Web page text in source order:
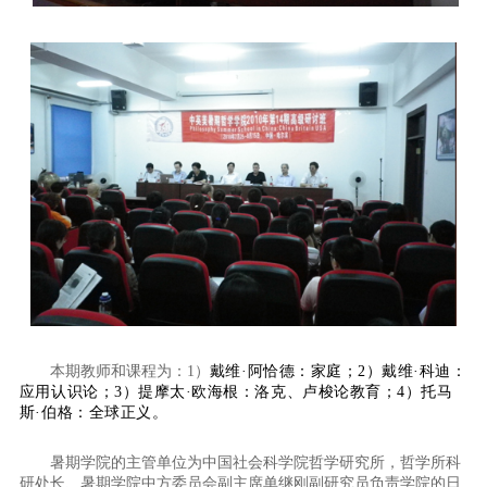
本期教师和课程为： 1 ） 戴维·阿恰德：家庭； 2 ）戴维·科迪：
应用认识论；3 ）提摩太·欧海根：洛克、卢梭论教育；4 ）托马
斯·伯格：全球正义。
暑期学院的主管单位为中国社会科学院哲学研究所，哲学所科
研处长、暑期学院中方委员会副主席单继刚副研究员负责学院的日